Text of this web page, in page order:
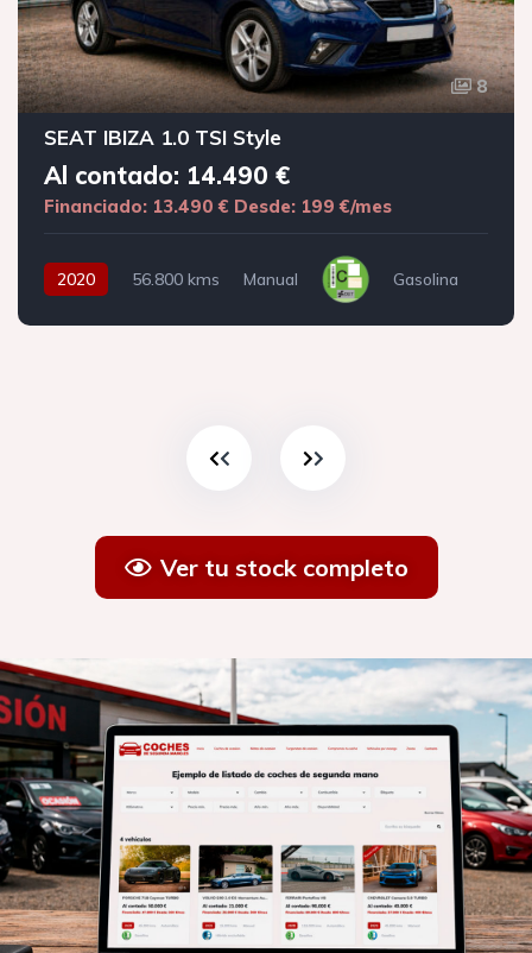
8
SEAT IBIZA 1.0 TSI Style
Al contado: 14.490 €
Financiado: 13.490 € Desde: 199 €/mes
2020 56.800 kms Manual Gasolina
Ver tu stock completo